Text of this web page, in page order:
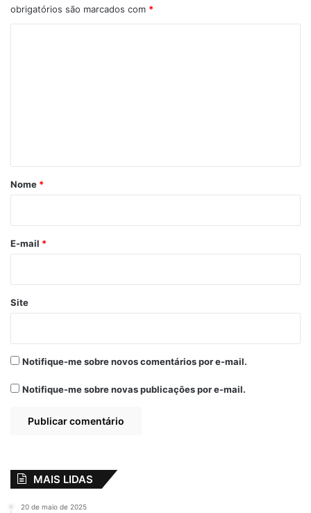
obrigatórios são marcados com *
r
*
Nome *
E-mail *
Site
Notifique-me sobre novos comentários por e-mail.
Notifique-me sobre novas publicações por e-mail.
MAIS LIDAS
20 de maio de 2025